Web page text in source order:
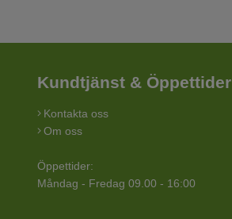
Kundtjänst & Öppettider
Kontakta oss
Om oss
Öppettider:
Måndag - Fredag 09.00 - 16:00